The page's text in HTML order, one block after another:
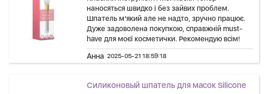
наносяться швидко і без зайвих проблем.
Шпатель м’який але не надто, зручно працює.
Дуже задоволена покупкою, справжній must-
have для моєї косметички. Рекомендую всім!
Анна 2025-05-21 18:59:18
Силиконовый шпатель для масок Silicone